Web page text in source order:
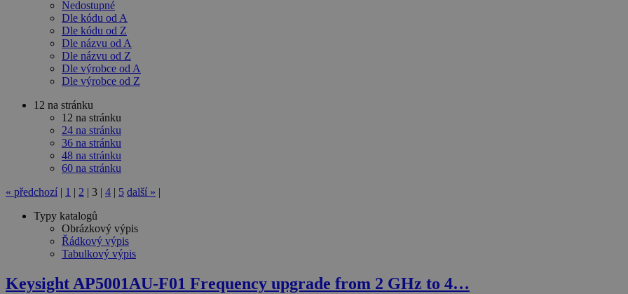
Nedostupné
Dle kódu od A
Dle kódu od Z
Dle názvu od A
Dle názvu od Z
Dle výrobce od A
Dle výrobce od Z
12 na stránku
12 na stránku
24 na stránku
36 na stránku
48 na stránku
60 na stránku
« předchozí 1 2 3 4 5 další »
Typy katalogů
Obrázkový výpis
Řádkový výpis
Tabulkový výpis
Keysight AP5001AU-F01 Frequency upgrade from 2 GHz to 4…